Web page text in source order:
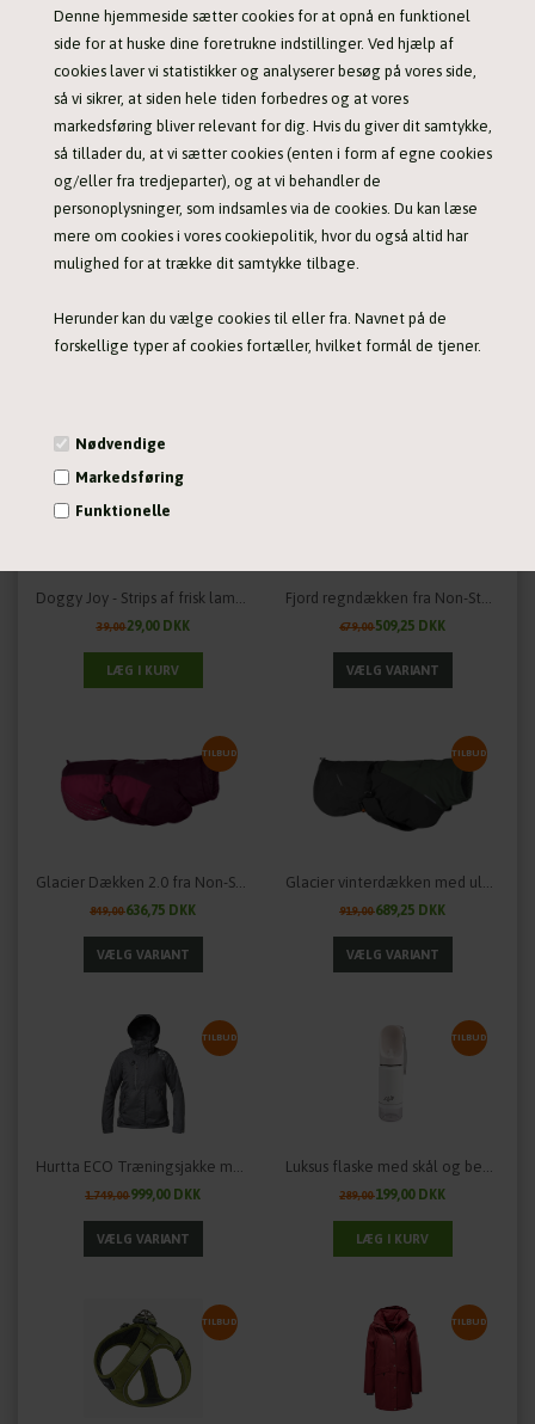
Denne hjemmeside sætter cookies for at opnå en funktionel
side for at huske dine foretrukne indstillinger. Ved hjælp af
cookies laver vi statistikker og analyserer besøg på vores side,
så vi sikrer, at siden hele tiden forbedres og at vores
markedsføring bliver relevant for dig. Hvis du giver dit samtykke,
så tillader du, at vi sætter cookies (enten i form af egne cookies
og/eller fra tredjeparter), og at vi behandler de
personoplysninger, som indsamles via de cookies. Du kan læse
mere om cookies i vores cookiepolitik, hvor du også altid har
mulighed for at trække dit samtykke tilbage.
Herunder kan du vælge cookies til eller fra. Navnet på de
forskellige typer af cookies fortæller, hvilket formål de tjener.
Nødvendige
Markedsføring
Funktionelle
20,00 DKK
TILBUD
Doggy Joy - Strips af frisk kyllingefillet
39,0029,00 DKK 29,0020,00 DKK
Doggy Joy - Strips af frisk lammekød til hvalpe
39,0029,00 DKK
Fjord regndækken fra Non-Stop Dogwear
679,00509,25 DKK
TILBUD
Glacier Dækken 2.0 fra Non-Stop Dogwear - perfekt til kolde dage
849,00636,75 DKK
TILBUD
Glacier vinterdækken med uld 2.0 fra Non-Stop Dogwear
919,00689,25 DKK
TILBUD
Hurtta ECO Træningsjakke med masser af detaljer
1.749,00999,00 DKK
TILBUD
Luksus flaske med skål og beholder til godbidder - Den originale fra AFP
289,00199,00 DKK
TILBUD TILBUD